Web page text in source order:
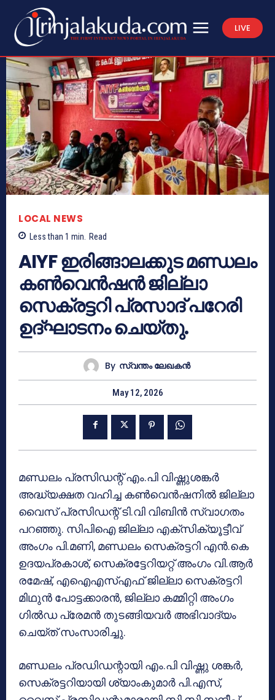
LIVE
LOCAL NEWS
Less than 1 min. Read
AIYF ഇരിങ്ങാലക്കുട മണ്ഡലം
കൺവെൻഷൻ ജില്ലാ
സെക്രട്ടറി പ്രസാദ് പറേരി
ഉദ്ഘാടനം ചെയ്തു.
By സ്വന്തം ലേഖകന്‍
May 12, 2026
മണ്ഡലം പ്രസിഡന്റ് എം.പി വിഷ്ണുശങ്കർ
അദ്ധ്യക്ഷത വഹിച്ച കൺവെൻഷനിൽ ജില്ലാ
വൈസ് പ്രസിഡന്റ് ടി.വി വിബിൻ സ്വാഗതം
പറഞ്ഞു. സിപിഐ ജില്ലാ എക്സിക്യൂട്ടീവ്
അംഗം പി.മണി, മണ്ഡലം സെക്രട്ടറി എൻ.കെ
ഉദയപ്രകാശ്, സെക്രട്ടേറിയറ്റ് അംഗം വി.ആർ
രമേഷ്, എഐഎസ്എഫ് ജില്ലാ സെക്രട്ടറി
മിഥുൻ പോട്ടക്കാരൻ, ജില്ലാ കമ്മിറ്റി അംഗം
ഗിൽഡ പ്രേമൻ തുടങ്ങിയവർ അഭിവാദ്യം
ചെയ്ത് സംസാരിച്ചു.
മണ്ഡലം പ്രഡിഡന്റായി എം.പി വിഷ്ണു ശങ്കർ,
സെക്രട്ടറിയായി ശ്യാംകുമാർ പി.എസ്,